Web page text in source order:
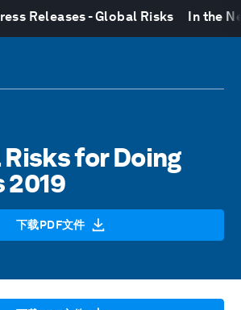
Releases - Global Risks In the
for Doing
2019
下载PDF文件